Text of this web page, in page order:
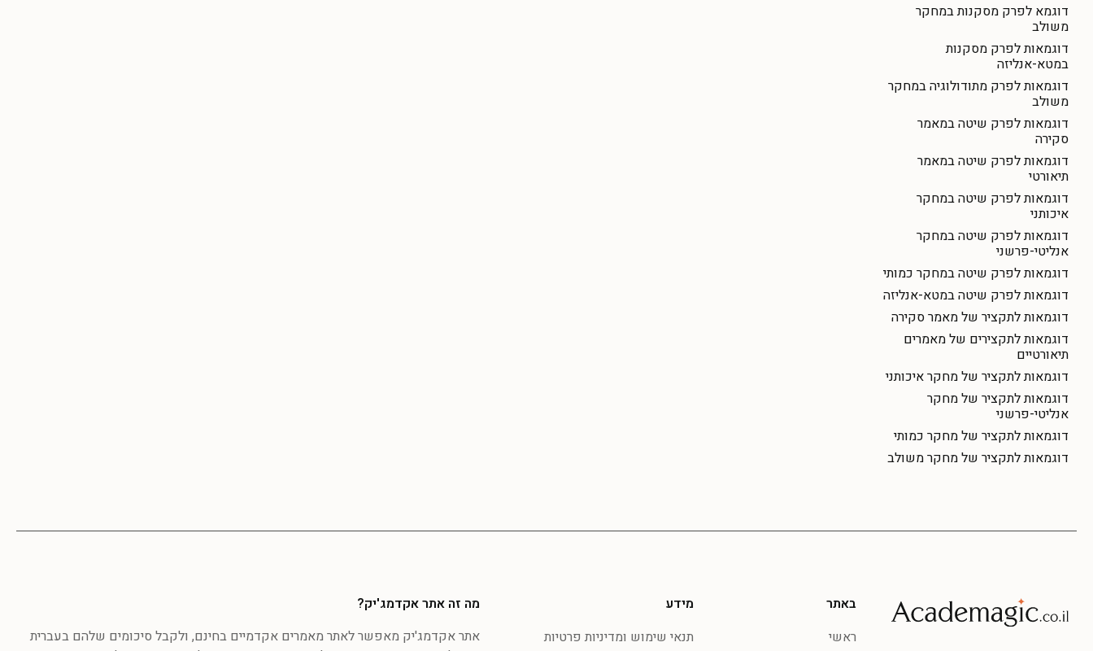
דוגמא לפרק מסקנות במחקר
משולב
דוגמאות לפרק מסקנות
במטא-אנליזה
דוגמאות לפרק מתודולוגיה במחקר
משולב
דוגמאות לפרק שיטה במאמר
סקירה
דוגמאות לפרק שיטה במאמר
תיאורטי
דוגמאות לפרק שיטה במחקר
איכותני
דוגמאות לפרק שיטה במחקר
אנליטי-פרשני
דוגמאות לפרק שיטה במחקר כמותי
דוגמאות לפרק שיטה במטא-אנליזה
דוגמאות לתקציר של מאמר סקירה
דוגמאות לתקצירים של מאמרים
תיאורטיים
דוגמאות לתקציר של מחקר איכותני
דוגמאות לתקציר של מחקר
אנליטי-פרשני
דוגמאות לתקציר של מחקר כמותי
דוגמאות לתקציר של מחקר משולב
באתר
ראשי
מידע
תנאי שימוש ומדיניות פרטיות
מה זה אתר אקדמג'יק?
אתר אקדמג'יק מאפשר לאתר מאמרים אקדמיים בחינם, ולקבל סיכומים שלהם בעברית